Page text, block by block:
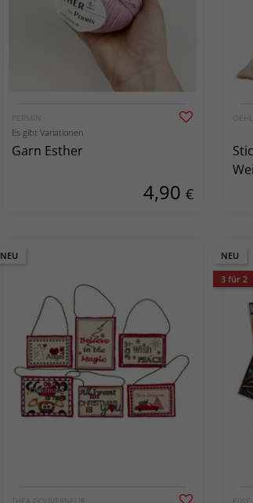
PERMIN
Es gibt Variationen
Garn Esther
4,90 €
NEU
THEA GOUVERNEUR
NEU
3 für 2
PIXIE